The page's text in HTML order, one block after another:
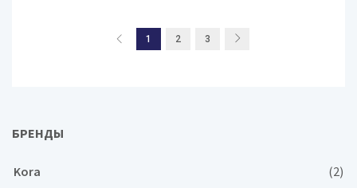
1 2 3
БРЕНДЫ
Kora
(2)